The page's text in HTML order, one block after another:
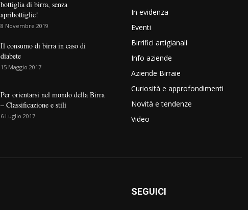
bottiglia di birra, senza
apribottiglie!
8 Novembre 2019
Il consumo di birra in caso di
diabete
15 Maggio 2017
Per orientarsi nel mondo della Birra
– Classificazione e stili
6 Luglio 2017
In evidenza
Eventi
Birrifici artigianali
Info aziende
Aziende Birraie
Curiosità e approfondimenti
Novità e tendenze
Video
SEGUICI